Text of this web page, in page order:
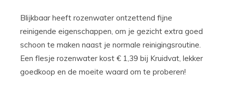
Blijkbaar heeft rozenwater ontzettend fijne
reinigende eigenschappen, om je gezicht extra goed
schoon te maken naast je normale reinigingsroutine.
Een flesje rozenwater kost € 1,39 bij Kruidvat, lekker
goedkoop en de moeite waard om te proberen!